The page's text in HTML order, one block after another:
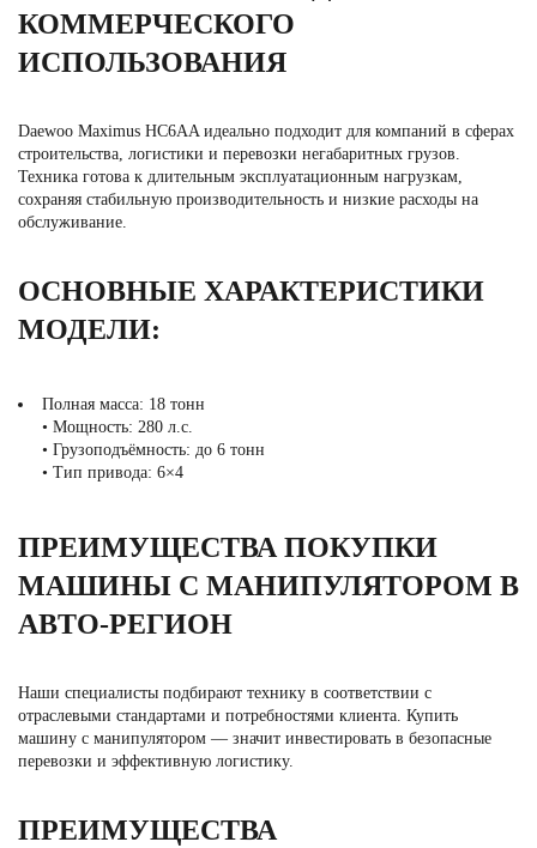
КОММЕРЧЕСКОГО
ИСПОЛЬЗОВАНИЯ
Daewoo Maximus HC6AA идеально подходит для компаний в сферах
строительства, логистики и перевозки негабаритных грузов.
Техника готова к длительным эксплуатационным нагрузкам,
сохраняя стабильную производительность и низкие расходы на
обслуживание.
ОСНОВНЫЕ ХАРАКТЕРИСТИКИ
МОДЕЛИ:
Полная масса: 18 тонн
• Мощность: 280 л.с.
• Грузоподъёмность: до 6 тонн
• Тип привода: 6×4
ПРЕИМУЩЕСТВА ПОКУПКИ
МАШИНЫ С МАНИПУЛЯТОРОМ В
АВТО-РЕГИОН
Наши специалисты подбирают технику в соответствии с
отраслевыми стандартами и потребностями клиента. Купить
машину с манипулятором — значит инвестировать в безопасные
перевозки и эффективную логистику.
ПРЕИМУЩЕСТВА